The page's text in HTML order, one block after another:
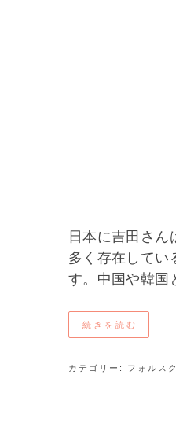
日本に吉田さ
多く存在してい
す。中国や韓
続きを読む
カテゴリー: フォルス